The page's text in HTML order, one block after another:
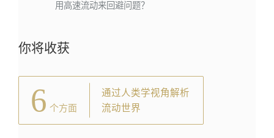
用高速流动来回避问题？
你将收获
6 个方面
通过人类学视角解析
流动世界